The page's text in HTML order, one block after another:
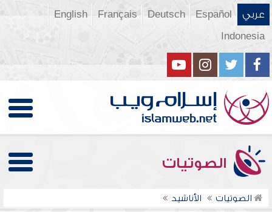
عربي Español
Deutsch
Français
English
Indonesia
الصوتيات
الصوتيات الأناشيد